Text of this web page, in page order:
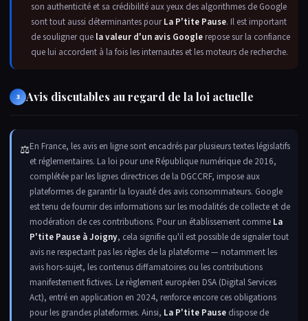
son authenticité et sa crédibilité aux yeux des algorithmes de Google
sont tout aussi déterminantes pourLa P'tite Pause. Il est important
de souligner que la valeur d'un avis Google repose sur la confiance
que lui accordent à la fois les internautes et les moteurs de recherche.
3 Avis discutables au regard de la loi actuelle
⚖En France, les avis en ligne sont encadrés par plusieurs textes législatifs
et réglementaires. La loi pour une République numérique de 2016,
complétée par les lignes directrices de la DGCCRF, impose aux
plateformes de garantir la loyauté des avis consommateurs. Google
est tenu de fournir des informations sur les modalités de collecte et de
modération de ces contributions. Pour un établissement comme La
P'tite Pause à Joigny, cela signifie qu'il est possible de signaler tout
avis ne respectant pas les règles de la plateforme — notamment les
avis hors-sujet, les contenus diffamatoires ou les contributions
manifestement fictives. Le règlement européen DSA (Digital Services
Act), entré en application en 2024, renforce encore ces obligations
pour les grandes plateformes. Ainsi, La P'tite Pause dispose de